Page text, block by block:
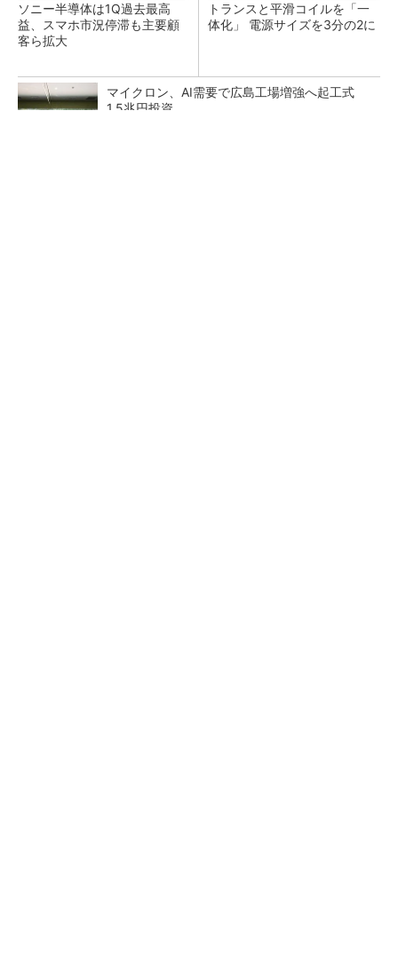
ソニー半導体は1Q過去最高
益、スマホ市況停滞も主要顧
客ら拡大
トランスと平滑コイルを「一
体化」 電源サイズを3分の2に
マイクロン、AI需要で広島工場増強へ起工式
1.5兆円投資